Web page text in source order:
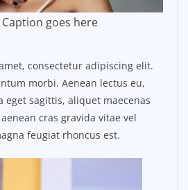
Caption goes here
consectetur adipiscing elit.
morbi. Aenean lectus eu,
eget sagittis, aliquet maecenas
cras gravida vitae vel
feugiat rhoncus est.